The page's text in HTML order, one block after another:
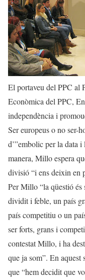
El portaveu del PPC al
Econòmica del PPC,
independència i
Ser europeus o no ser-
d’”embolic per la data i
manera, Millo espera
divisió “i ens deixin en
Per Millo “la qüestió
dividit i feble, un país
país competitiu o un
ser forts, grans i
contestat Millo, i ha
que ja som”. En aquest
que “hem decidit que